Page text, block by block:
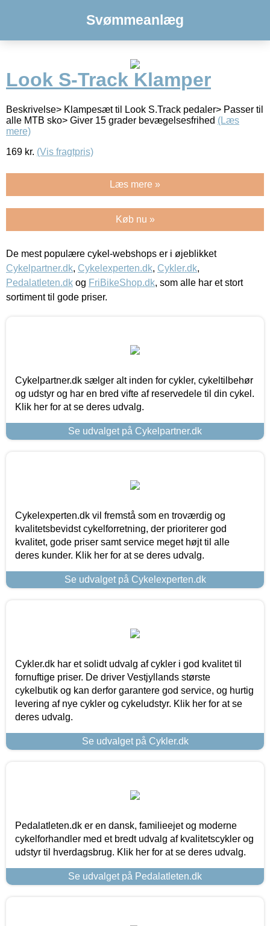
Svømmeanlæg
Look S-Track Klamper
Beskrivelse> Klampesæt til Look S.Track pedaler> Passer til
alle MTB sko> Giver 15 grader bevægelsesfrihed (Læs
mere)
169 kr. (Vis fragtpris)
Læs mere »
Køb nu »
De mest populære cykel-webshops er i øjeblikket
Cykelpartner.dk, Cykelexperten.dk, Cykler.dk,
Pedalatleten.dk og FriBikeShop.dk, som alle har et stort
sortiment til gode priser.
Cykelpartner.dk sælger alt inden for cykler, cykeltilbehør
og udstyr og har en bred vifte af reservedele til din cykel.
Klik her for at se deres udvalg.
Se udvalget på Cykelpartner.dk
Cykelexperten.dk vil fremstå som en troværdig og
kvalitetsbevidst cykelforretning, der prioriterer god
kvalitet, gode priser samt service meget højt til alle
deres kunder. Klik her for at se deres udvalg.
Se udvalget på Cykelexperten.dk
Cykler.dk har et solidt udvalg af cykler i god kvalitet til
fornuftige priser. De driver Vestjyllands største
cykelbutik og kan derfor garantere god service, og hurtig
levering af nye cykler og cykeludstyr. Klik her for at se
deres udvalg.
Se udvalget på Cykler.dk
Pedalatleten.dk er en dansk, familieejet og moderne
cykelforhandler med et bredt udvalg af kvalitetscykler og
udstyr til hverdagsbrug. Klik her for at se deres udvalg.
Se udvalget på Pedalatleten.dk